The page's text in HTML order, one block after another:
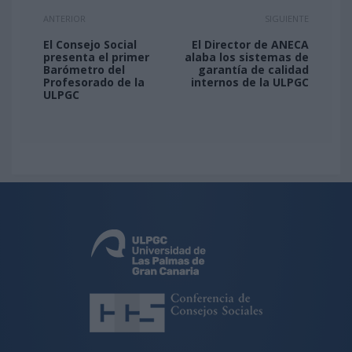
ANTERIOR
El Consejo Social
presenta el primer
Barómetro del
Profesorado de la
ULPGC
SIGUIENTE
El Director de ANECA
alaba los sistemas de
garantía de calidad
internos de la ULPGC